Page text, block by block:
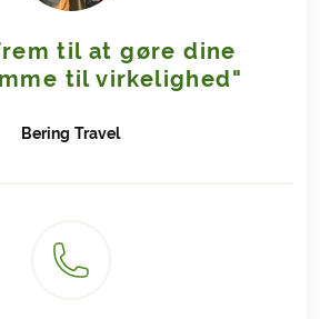
til at gøre dine
til virkelighed"
Bering Travel